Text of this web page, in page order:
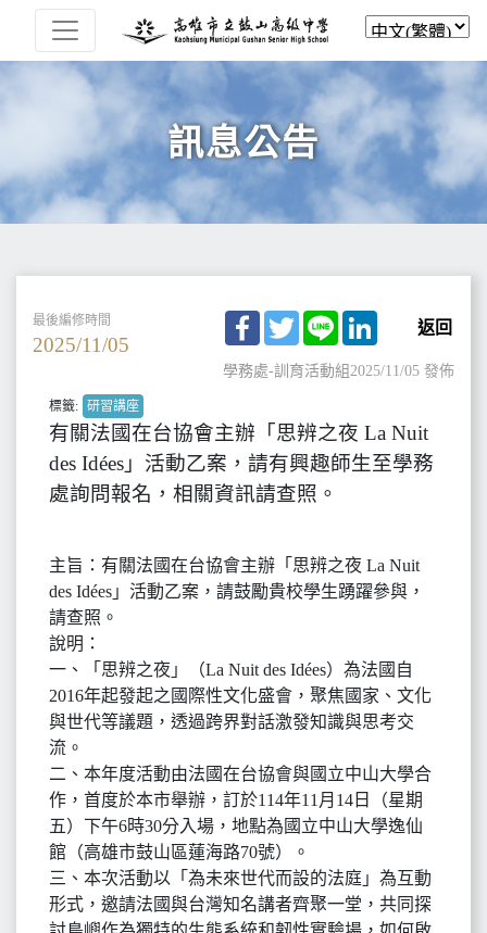
訊息公告
最後編修時間
2025/11/05
Facebook
TwitterLine LinkedIn
返回
學務處-訓育活動組2025/11/05 發佈
標籤: 研習講座
有關法國在台協會主辦「思辨之夜 La Nuit
des Idées」活動乙案，請有興趣師生至學務
處詢問報名，相關資訊請查照。
主旨：有關法國在台協會主辦「思辨之夜 La Nuit
des Idées」活動乙案，請鼓勵貴校學生踴躍參與，
請查照。
說明：
一、「思辨之夜」（La Nuit des Idées）為法國自
2016年起發起之國際性文化盛會，聚焦國家、文化
與世代等議題，透過跨界對話激發知識與思考交
流。
二、本年度活動由法國在台協會與國立中山大學合
作，首度於本市舉辦，訂於114年11月14日（星期
五）下午6時30分入場，地點為國立中山大學逸仙
館（高雄市鼓山區蓮海路70號）。
三、本次活動以「為未來世代而設的法庭」為互動
形式，邀請法國與台灣知名講者齊聚一堂，共同探